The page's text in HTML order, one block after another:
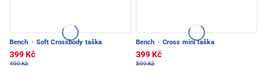
Bench · Soft Crossbody taška
399 Kč
499 Kč
Bench · Cross mini taška
399 Kč
599 Kč